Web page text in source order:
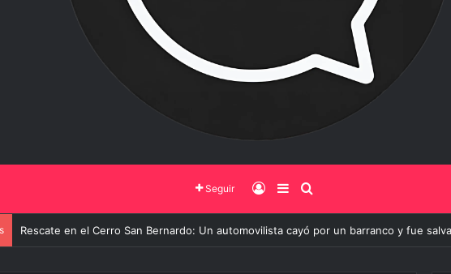
Seguir Iniciar Sesión
Barra Lateral
El Gobierno de Salta y la Policía Federal avanzan con nuevas medidas contra el delito